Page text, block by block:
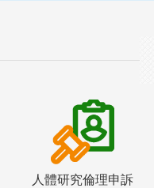
人體研究倫理申訴